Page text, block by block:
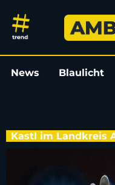
Brand einer
News Blaulicht
Kastl im Landkreis